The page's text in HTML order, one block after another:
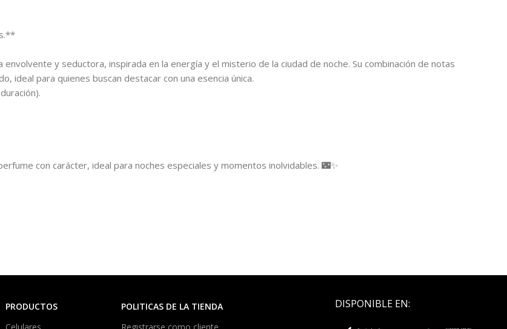
y seductora, inspirada en la energía y el misterio de la ciudad de noche. Su combinación de notas
ideal para quienes buscan destacar con una esencia única.
con carácter, ideal para noches especiales y momentos inolvidables. 🌃✨
PRODUCTOS
POLITICAS DE LA TIENDA
DISPONIBLE EN: